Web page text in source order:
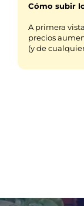
Cómo subir
A primera
precios
(y de